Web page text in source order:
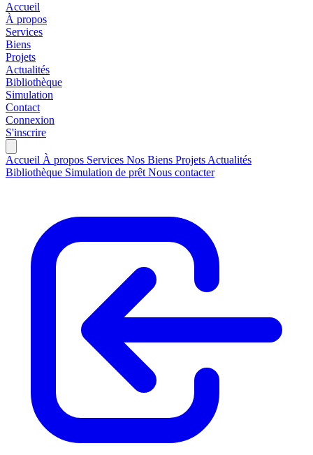
Accueil
À propos
Services
Biens
Projets
Actualités
Bibliothèque
Simulation
Contact
Connexion
S'inscrire
Accueil À propos Services Nos Biens Projets Actualités
Bibliothèque Simulation de prêt Nous contacter